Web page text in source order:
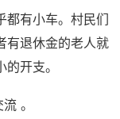
都有小车。村民们
有退休金的老人就
开支。
。